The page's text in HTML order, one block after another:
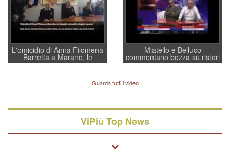
L'omicidio di Anna Filomena
Barretta a Marano, le
indagini dei carabinieri di
quelle di... Barbara D'Urso
Miatello e Belluco
commentano bozza su ristori
BPVi e Veneto Banca
Guarda tutti i video
ViPiù Top News